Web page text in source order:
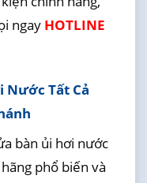
ngay HOTLINE
Nước Tất Cả
bàn ủi hơi nước
phổ biến và